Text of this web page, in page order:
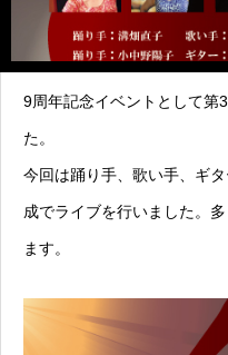
9周年記念イベントとして第
た。
今回は踊り手、歌い手、ギ
成でライブを行いました。
ます。